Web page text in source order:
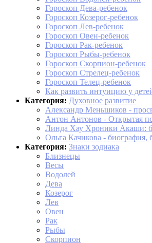
Гороскоп Дева-ребенок
Гороскоп Козерог-ребенок
Гороскоп Лев-ребенок
Гороскоп Овен-ребенок
Гороскоп Рак-ребенок
Гороскоп Рыбы-ребенок
Гороскоп Скорпион-ребенок
Гороскоп Стрелец-ребенок
Гороскоп Телец-ребенок
Как развить интуицию у
Категория: Духовное развитие
Александр Меньшиков -
Антон Антонов - Открытая
Линда Хау Хроники Акаши:
Ольга Качикова -
Категория: Знаки зодиака
Близнецы
Весы
Водолей
Дева
Козерог
Лев
Овен
Рак
Рыбы
Скорпион